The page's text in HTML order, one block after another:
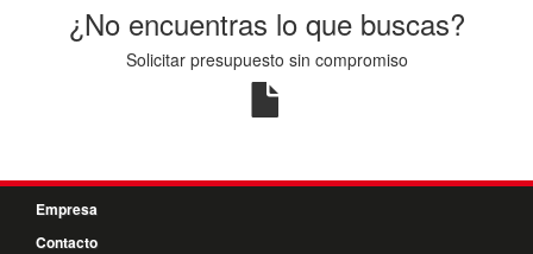
¿No encuentras lo que buscas?
Solicitar presupuesto sin compromiso
Empresa
Contacto